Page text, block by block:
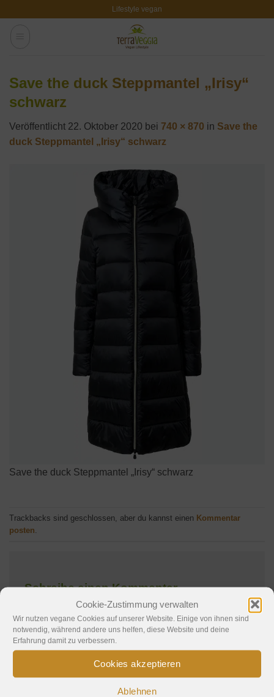
Cookie-Zustimmung verwalten
Wir nutzen vegane Cookies auf unserer Website. Einige von ihnen sind
notwendig, während andere uns helfen, diese Website und deine
Erfahrung damit zu verbessern.
Cookies akzeptieren
Ablehnen
Lifestyle vegan
Save the duck Steppmantel „Irisy“
schwarz
Veröffentlicht 22. Oktober 2020 bei 740 × 870 in Save the
duck Steppmantel „Irisy“ schwarz
Save the duck Steppmantel „Irisy“ schwarz
Trackbacks sind geschlossen, aber du kannst einen Kommentar
posten
Schreibe einen Kommentar
Deine E-Mail-Adresse wird nicht veröffentlicht.
Erforderliche Felder sind mit*markiert
Kommentar*